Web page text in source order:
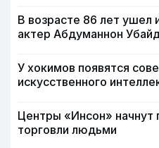
В возрасте 86 лет ушел
актер Абдуманнон
У хокимов появятся
искусственного
Центры «Инсон» начнут
торговли людьми